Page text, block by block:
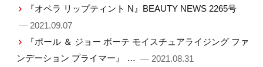
『オペラ リップティント N』BEAUTY NEWS 2265号
— 2021.09.07
『ポール ＆ ジョー ボーテ モイスチュアライジング ファ
ンデーション プライマー』 … — 2021.08.31